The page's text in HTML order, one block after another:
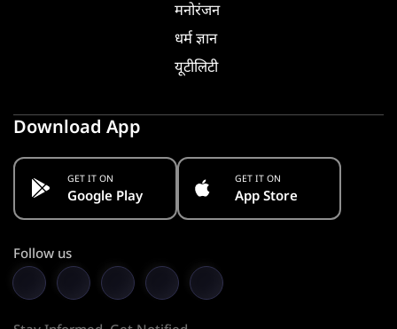
मनोरंजन
धर्म ज्ञान
यूटीलिटी
Download App
GET IT ON
Google Play
GET IT ON
App Store
Follow us